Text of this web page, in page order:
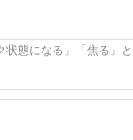
状態になる」「焦る」と